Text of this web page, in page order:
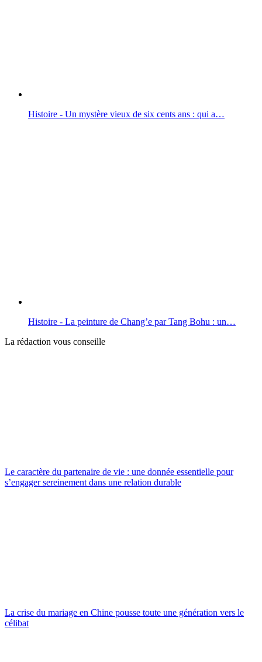
Histoire - Un mystère vieux de six cents ans : qui a…
Histoire - La peinture de Chang’e par Tang Bohu : un…
La rédaction vous conseille
Le caractère du partenaire de vie : une donnée essentielle pour
s’engager sereinement dans une relation durable
La crise du mariage en Chine pousse toute une génération vers le
célibat